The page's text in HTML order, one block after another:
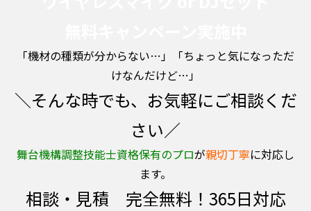
「機材の種類が分からない…」「ちょっと気になっただ
けなんだけど…」
＼そんな時でも、お気軽にご相談くだ
さい／
舞台機構調整技能士資格保有のプロが親切丁寧に対応し
ます。
相談・見積 完全無料！365日対応